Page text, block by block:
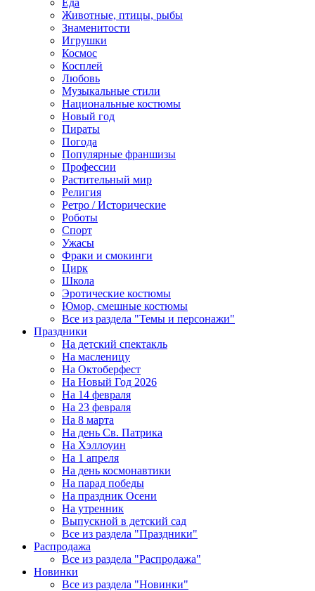
Еда
Животные, птицы, рыбы
Знаменитости
Игрушки
Космос
Косплей
Любовь
Музыкальные стили
Национальные костюмы
Новый год
Пираты
Погода
Популярные франшизы
Профессии
Растительный мир
Религия
Ретро / Исторические
Роботы
Спорт
Ужасы
Фраки и смокинги
Цирк
Школа
Эротические костюмы
Юмор, смешные костюмы
Все из раздела "Темы и персонажи"
Праздники
На детский спектакль
На масленицу
На Октоберфест
На Новый Год 2026
На 14 февраля
На 23 февраля
На 8 марта
На день Св. Патрика
На Хэллоуин
На 1 апреля
На день космонавтики
На парад победы
На праздник Осени
На утренник
Выпускной в детский сад
Все из раздела "Праздники"
Распродажа
Все из раздела "Распродажа"
Новинки
Все из раздела "Новинки"